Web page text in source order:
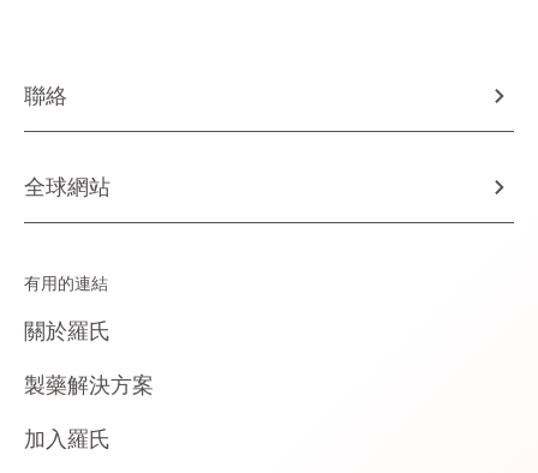
聯絡
全球網站
有用的連結
關於羅氏
製藥解決方案
加入羅氏